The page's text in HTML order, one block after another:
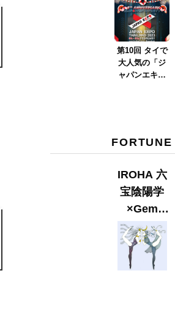
ver.2023』
第10回 タイで
大人気の「ジ
ャパンエキス
FORTUNE
IROHA 六
宝陰陽学
×Gem
Muse
【GLITTER
2023